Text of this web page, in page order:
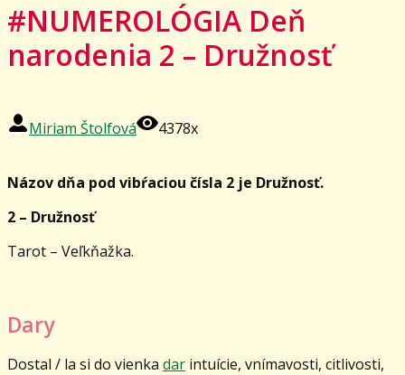
#NUMEROLÓGIA Deň
narodenia 2 – Družnosť
Miriam Štolfová 4378x
Názov dňa pod vibŕaciou čísla 2 je Družnosť.
2 – Družnosť
Tarot – Veľkňažka.
Dary
Dostal / la si do vienka dar intuície, vnímavosti, citlivosti,